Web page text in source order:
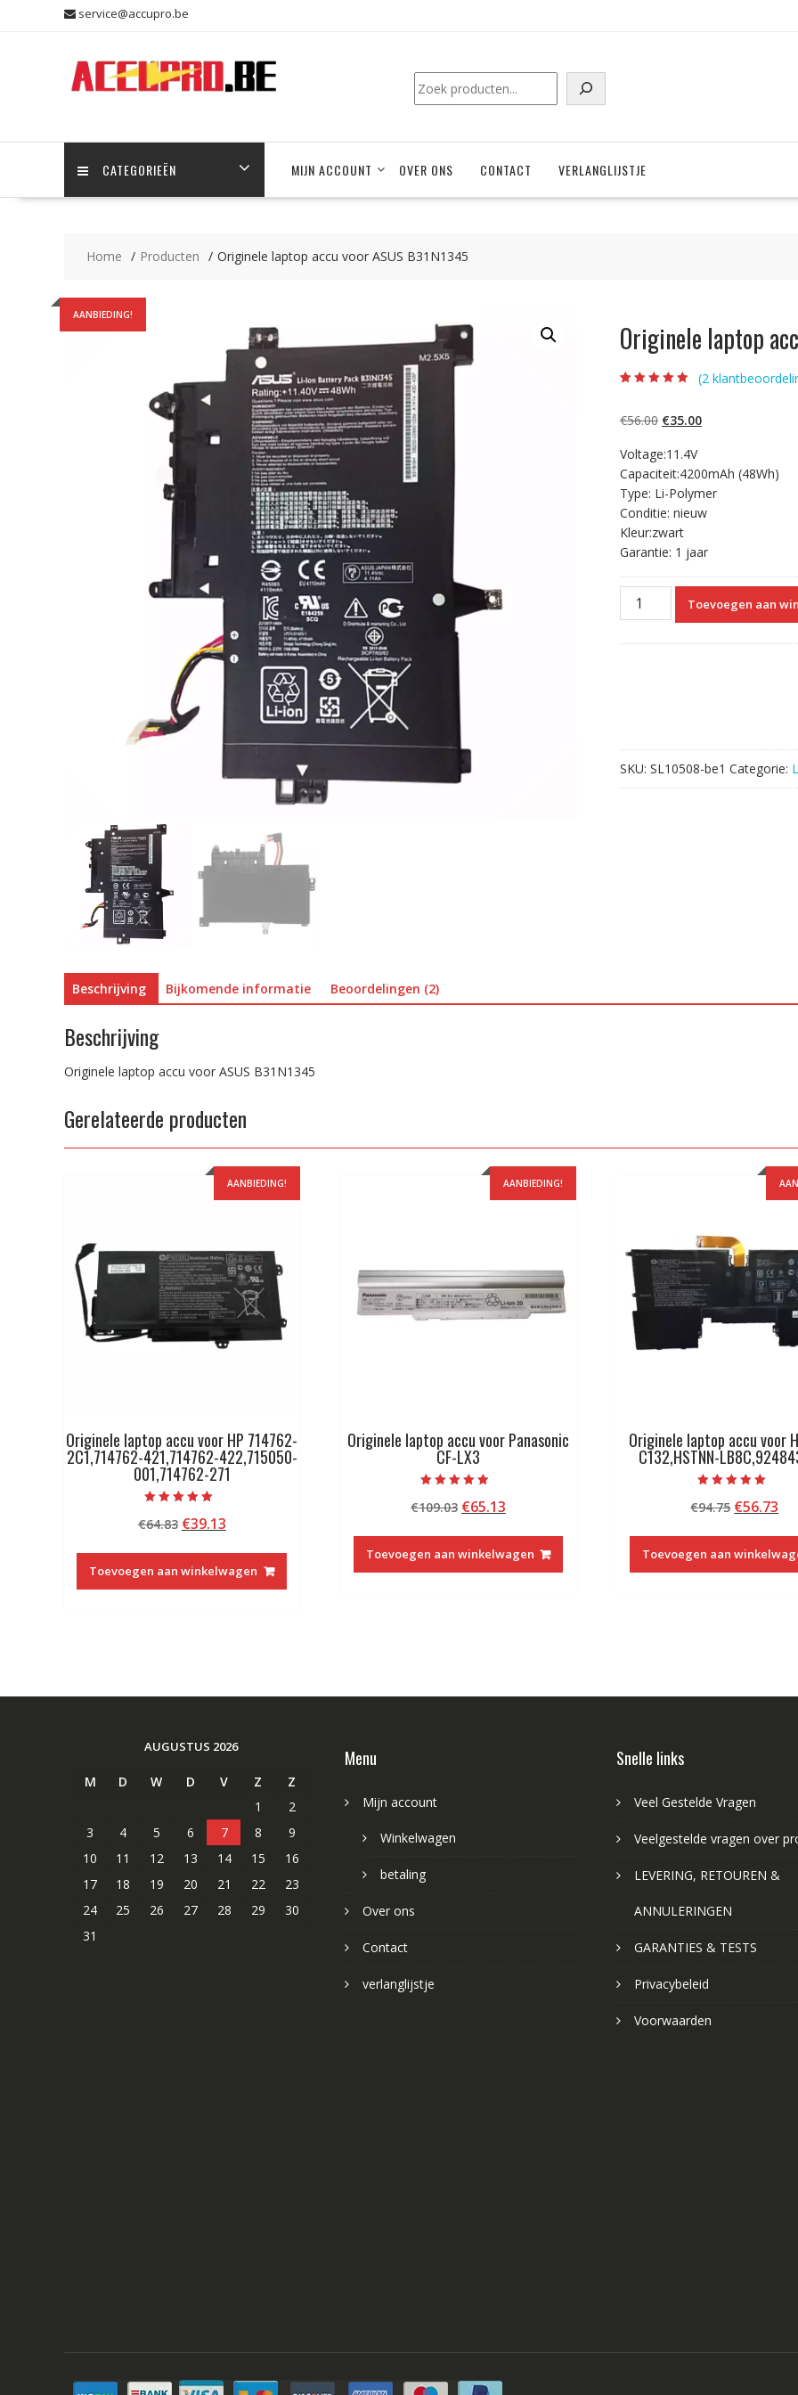
service@accupro.be
Zoeken
CATEGORIEËN MIJN ACCOUNT OVER ONS CONTACT VERLANGLIJSTJE
Home Producten Originele laptop accu voor ASUS B31N1345
AANBIEDING!
Originele laptop
gebaseerd op
klantbeoordelin
(2
€56.00 Oorspronkelijke
was:
€56.00.
€35.00Huidige
€35.00.
Voltage:11.4V
Capaciteit:4200mAh (48Wh)
Type: Li-Polymer
Conditie: nieuw
Kleur:zwart
Garantie: 1 jaar
Originele
laptop
Toevoegen aan
SKU: SL10508-be1 Categorie:
Beschrijving Bijkomende informatie Beoordelingen (2)
Beschrijving
Originele laptop accu voor ASUS B31N1345
Gerelateerde producten
AANBIEDING!
Originele laptop accu voor HP 714762-
2C1,714762-421,714762-422,715050-
001,714762-271
5.00
van 5
€64.83 Oorspronkelijke
was:
€64.83.
€39.13Huidige
€39.13.
Toevoegen aan winkelwagen
AANBIEDING!
Originele laptop accu voor Panasonic
CF-LX3
met
4.50
€109.03 Oorspronkelijke
was:
€109.03.
€65.13Huidige
€65.13.
Toevoegen aan winkelwagen
Originele laptop accu voor
C132,HSTNN-
5.00
van 5
€94.75
was:
€94.75.
€56.73
Toevoegen aan
AUGUSTUS 2026
M D W D V Z
Z
1
2
3
4 5 6 7 8
9
10
11 12 13 14 15
16
17
18 19 20 21 22
23
24
25 26 27 28 29
30
31
Menu
Mijn account
Winkelwagen
betaling
Over ons
Contact
verlanglijstje
Snelle links
Veel Gestelde Vragen
Veelgestelde vragen over
LEVERING, RETOUREN &
ANNULERINGEN
GARANTIES & TESTS
Privacybeleid
Voorwaarden